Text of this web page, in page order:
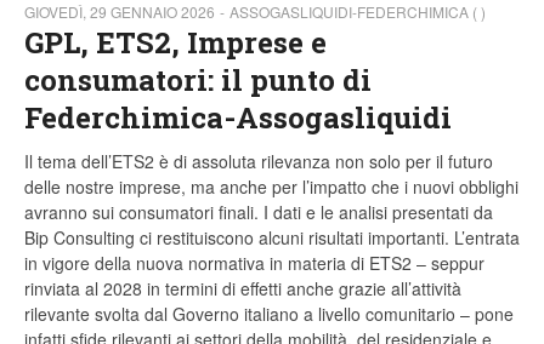
GIOVEDÌ, 29 GENNAIO 2026 ASSOGASLIQUIDI-FEDERCHIMICA ( )
GPL, ETS2, Imprese e
consumatori: il punto di
Federchimica-Assogasliquidi
Il tema dell’ETS2 è di assoluta rilevanza non solo per il futuro
delle nostre imprese, ma anche per l’impatto che i nuovi obblighi
avranno sui consumatori finali. I dati e le analisi presentati da
Bip Consulting ci restituiscono alcuni risultati importanti. L’entrata
in vigore della nuova normativa in materia di ETS2 – seppur
rinviata al 2028 in termini di effetti anche grazie all’attività
rilevante svolta dal Governo italiano a livello comunitario – pone